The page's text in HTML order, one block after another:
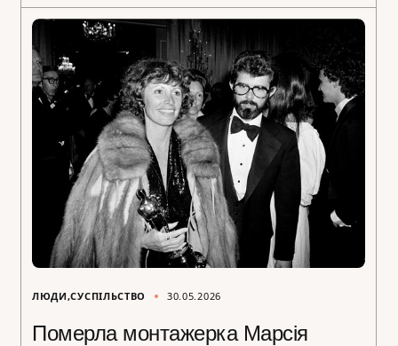
ЛЮДИ СУСПІЛЬСТВО 30.05.2026
Померла монтажерка Марсія